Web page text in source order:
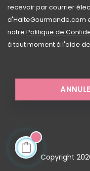
recevoir par courrier
d'HalteGourmande.com
notre Politique de
à tout moment à l'aide
Copyright